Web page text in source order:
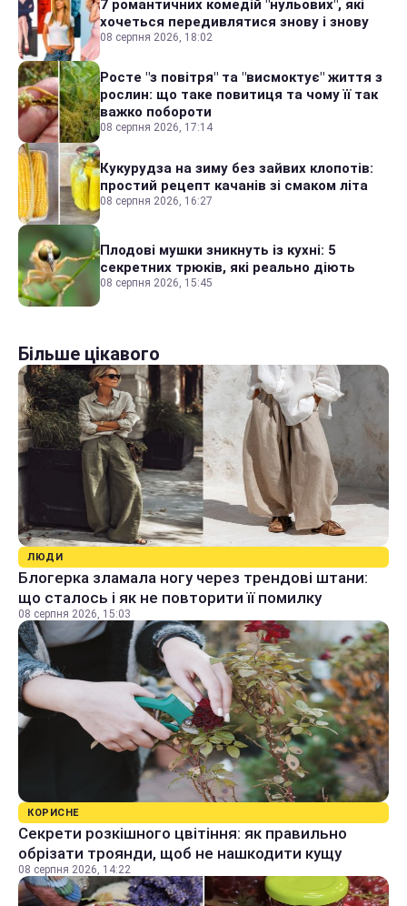
7 романтичних комедій "нульових", які
хочеться передивлятися знову і знову
08 серпня 2026, 18:02
Росте "з повітря" та "висмоктує" життя з
рослин: що таке повитиця та чому її так
важко побороти
08 серпня 2026, 17:14
Кукурудза на зиму без зайвих клопотів:
простий рецепт качанів зі смаком літа
08 серпня 2026, 16:27
Плодові мушки зникнуть із кухні: 5
секретних трюків, які реально діють
08 серпня 2026, 15:45
Більше цікавого
ЛЮДИ
Блогерка зламала ногу через трендові штани:
що сталось і як не повторити її помилку
08 серпня 2026, 15:03
КОРИСНЕ
Секрети розкішного цвітіння: як правильно
обрізати троянди, щоб не нашкодити кущу
08 серпня 2026, 14:22